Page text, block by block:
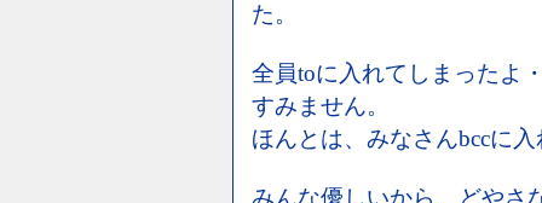
た。
全員toに入れてしまったよ
すみません。
ほんとは、みなさんbccに
みんな優しいから、どやさ